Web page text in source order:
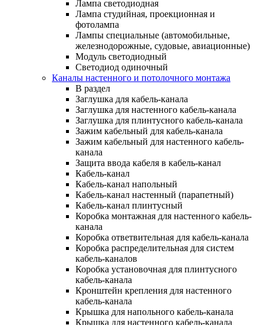
Лампа светодиодная
Лампа студийная, проекционная и
фотолампа
Лампы специальные (автомобильные,
железнодорожные, судовые, авиационные)
Модуль светодиодный
Светодиод одиночный
Каналы настенного и потолочного монтажа
В раздел
Заглушка для кабель-канала
Заглушка для настенного кабель-канала
Заглушка для плинтусного кабель-канала
Зажим кабельный для кабель-канала
Зажим кабельный для настенного кабель-
канала
Защита ввода кабеля в кабель-канал
Кабель-канал
Кабель-канал напольный
Кабель-канал настенный (парапетный)
Кабель-канал плинтусный
Коробка монтажная для настенного кабель-
канала
Коробка ответвительная для кабель-канала
Коробка распределительная для систем
кабель-каналов
Коробка установочная для плинтусного
кабель-канала
Кронштейн крепления для настенного
кабель-канала
Крышка для напольного кабель-канала
Крышка для настенного кабель-канала